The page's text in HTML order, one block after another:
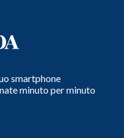
smartphone
minuto per minuto